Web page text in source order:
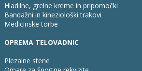
Hladilne, grelne kreme in pripomočki
Bandažni in kineziološki trakovi
Medicinske torbe
OPREMA TELOVADNIC
Plezalne stene